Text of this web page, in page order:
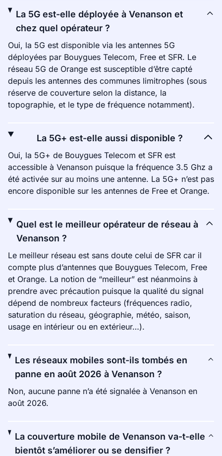
La 5G est-elle déployée à Venanson et
chez quel opérateur ?
Oui, la 5G est disponible via les antennes 5G
déployées par Bouygues Telecom, Free et SFR. Le
réseau 5G de Orange est susceptible d’être capté
depuis les antennes des communes limitrophes (sous
réserve de couverture selon la distance, la
topographie, et le type de fréquence notamment).
La 5G+ est-elle aussi disponible ?
Oui, la 5G+ de Bouygues Telecom et SFR est
accessible à Venanson puisque la fréquence 3.5 Ghz a
été activée sur au moins une antenne. La 5G+ n’est pas
encore disponible sur les antennes de Free et Orange.
Quel est le meilleur opérateur de réseau à
Venanson ?
Le meilleur réseau est sans doute celui de SFR car il
compte plus d’antennes que Bouygues Telecom, Free
et Orange. La notion de “meilleur” est néanmoins à
prendre avec précaution puisque la qualité du signal
dépend de nombreux facteurs (fréquences radio,
saturation du réseau, géographie, météo, saison,
usage en intérieur ou en extérieur…).
Les réseaux mobiles sont-ils tombés en
panne en août 2026 à Venanson ?
Non, aucune panne n’a été signalée à Venanson en
août 2026.
La couverture mobile de Venanson va-t-elle
bientôt s’améliorer ou se densifier ?